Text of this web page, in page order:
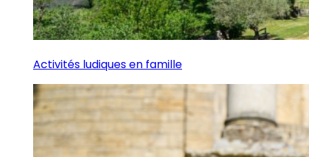
Activités ludiques en famille